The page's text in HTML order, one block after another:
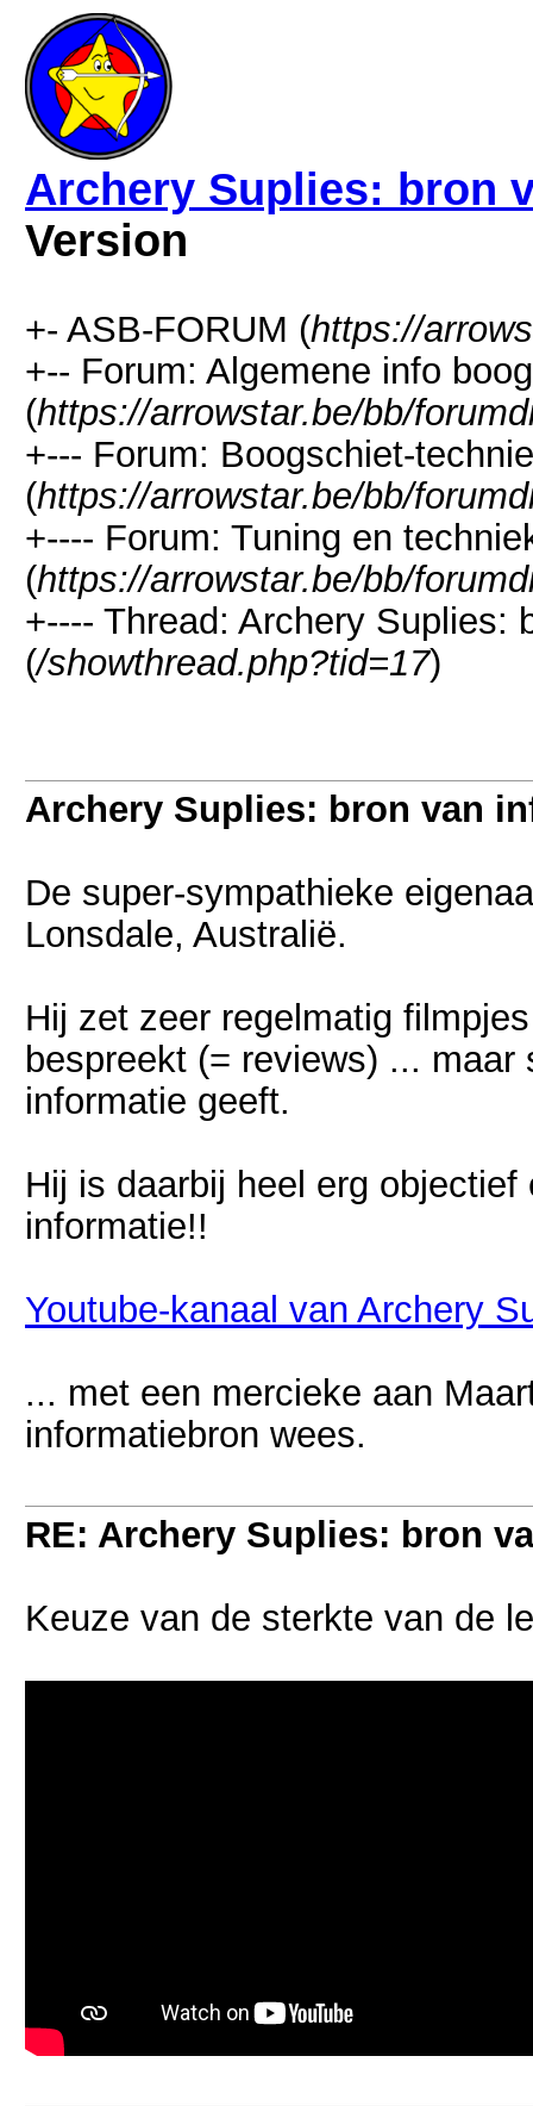
Archery Suplies: bron
Version
+- ASB-FORUM (https://
+-- Forum: Algemene info
(https://arrowstar.be/bb/
+--- Forum: Boogschiet-
(https://arrowstar.be/bb/
+---- Forum: Tuning en
(https://arrowstar.be/bb/
+---- Thread: Archery Suplies:
(/showthread.php?tid=17)
Archery Suplies: bron van
De super-sympathieke
Lonsdale, Australië.
Hij zet zeer regelmatig
bespreekt (= reviews) ...
informatie geeft.
Hij is daarbij heel erg
informatie!!
Youtube-kanaal van Archery
... met een mercieke aan
informatiebron wees.
RE: Archery Suplies: bron
Keuze van de sterkte van de